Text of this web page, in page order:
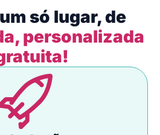
só lugar, de
personalizada